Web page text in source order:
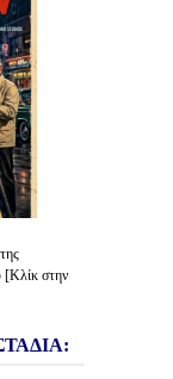
[Κλίκ στην